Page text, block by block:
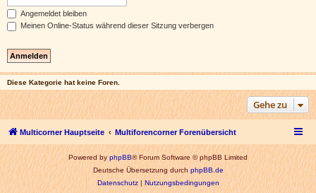
Angemeldet bleiben
Meinen Online-Status während dieser Sitzung verbergen
Diese Kategorie hat keine Foren.
Gehe zu
Multicorner Hauptseite Multiforencorner Forenübersicht
Powered byphpBB® Forum Software © phpBB Limited
Deutsche Übersetzung durchphpBB.de
Datenschutz|Nutzungsbedingungen